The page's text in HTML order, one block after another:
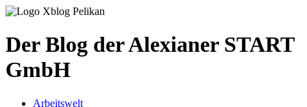
Der Blog der Alexianer START
GmbH
Arbeitswelt